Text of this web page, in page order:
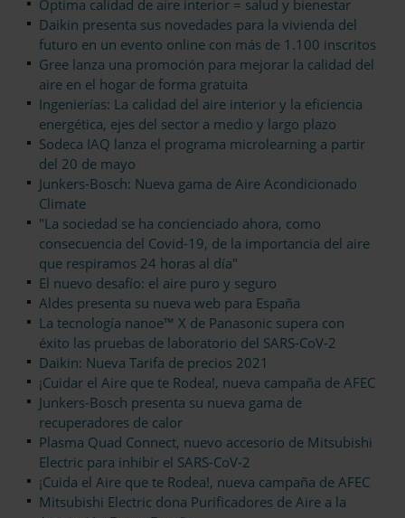
Óptima calidad de aire interior = salud y bienestar
Daikin presenta sus novedades para la vivienda del
futuro en un evento online con más de 1.100 inscritos
Gree lanza una promoción para mejorar la calidad del
aire en el hogar de forma gratuita
Ingenierías: La calidad del aire interior y la eficiencia
energética, ejes del sector a medio y largo plazo
Sodeca IAQ lanza el programa microlearning a partir
del 20 de mayo
Junkers-Bosch: Nueva gama de Aire Acondicionado
Climate
"La sociedad se ha concienciado ahora, como
consecuencia del Covid-19, de la importancia del aire
que respiramos 24 horas al día"
El nuevo desafío: el aire puro y seguro
Aldes presenta su nueva web para España
La tecnología nanoe™ X de Panasonic supera con
éxito las pruebas de laboratorio del SARS-CoV-2
Daikin: Nueva Tarifa de precios 2021
¡Cuidar el Aire que te Rodea!, nueva campaña de AFEC
Junkers-Bosch presenta su nueva gama de
recuperadores de calor
Plasma Quad Connect, nuevo accesorio de Mitsubishi
Electric para inhibir el SARS-CoV-2
¡Cuida el Aire que te Rodea!, nueva campaña de AFEC
Mitsubishi Electric dona Purificadores de Aire a la